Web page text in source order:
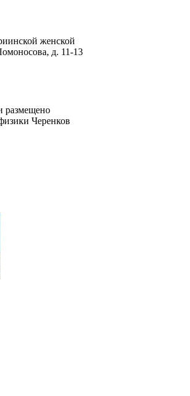
женской
д. 11-13
размещено
Черенков